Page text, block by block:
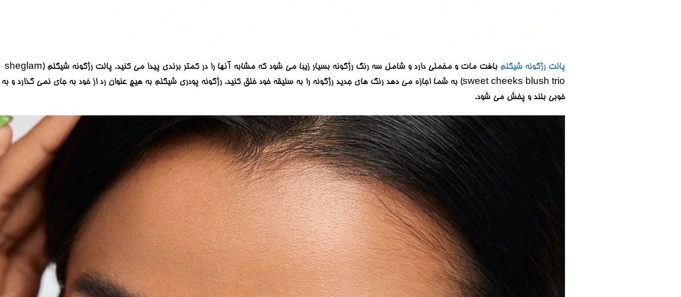
پالت رژگونه شیگلم
بافت مات و مخملی دارد و شامل سه رنگ رژگونه بسیار زیبا می شود که مشابه آنها را در کمتر برندی پیدا می کنید. پالت رژگونه شیگلم (sheglam
sweet cheeks blush trio) به شما اجازه می دهد رنگ های جدید رژگونه را به سلیقه خود خلق کنید. رژگونه پودری شیگلم به هیچ عنوان رد از خود به جای نمی گذارد و به
خوبی بلند و پخش می شود.